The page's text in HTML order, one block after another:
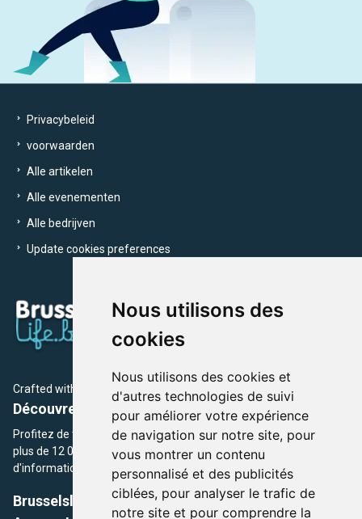
Nous utilisons des
cookies
Nous utilisons des cookies et
d'autres technologies de suivi
pour améliorer votre expérience
de navigation sur notre site, pour
vous montrer un contenu
personnalisé et des publicités
ciblées, pour analyser le trafic de
notre site et pour comprendre la
Privacybeleid
voorwaarden
Alle artikelen
Alle evenementen
Alle bedrijven
Update cookies preferences
Crafted with by Brusselslife Team
Découvrez plus de 12 000 adresses et événements
Profitez de toutes les sections de BrusselsLife.be et découvrez
plus de 12 000 adresses et un grand choix d'événements,
d'informations et de conseils et astuces de notre écriture.
Brusselslife.be